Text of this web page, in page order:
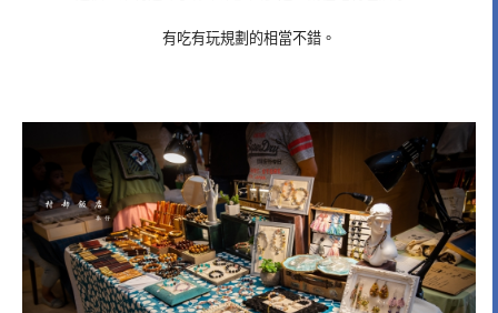
有吃有玩規劃的相當不錯。